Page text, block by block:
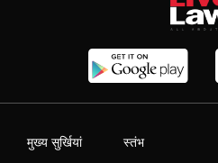
मुख्य सुर्खियां स्तंभ